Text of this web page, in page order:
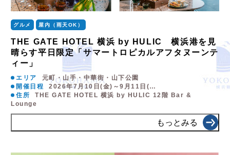
グルメ 屋内（雨天OK）
THE GATE HOTEL 横浜 by HULIC 横浜港を見
晴らす平日限定「サマートロピカルアフタヌーンテ
ィー」
エリア
元町・山手・中華街・山下公園
開催日程
2026年7月10日(金)～9月11日(…
住所
THE GATE HOTEL 横浜 by HULIC 12階 Bar &
Lounge
もっとみる